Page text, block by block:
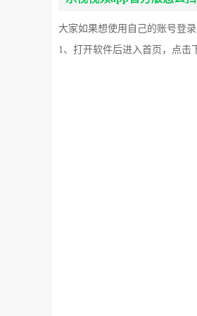
大家如果想使用自己的账号登
1、打开软件后进入首页，点击